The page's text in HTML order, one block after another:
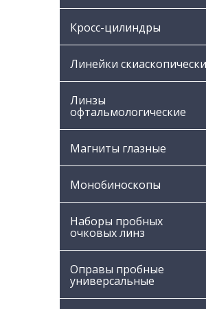
Кросс-цилиндры
Линейки
Линзы
офтальмологические
Магниты глазные
Монобиноскопы
Наборы пробных
очковых линз
Оправы пробные
универсальные